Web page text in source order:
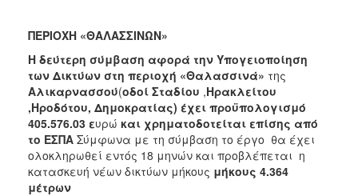
ΠΕΡΙΟΧΗ «ΘΑΛΑΣΣΙΝΩΝ»
Η δεύτερη σύμβαση αφορά την Υπογειοποίηση
των Δικτύων στη περιοχή «Θαλασσινά» της
Αλικαρνασσού(οδοί Σταδίου ,Ηρακλείτου
,Ηροδότου, Δημοκρατίας) έχει προϋπολογισμό
405.576.03 ευρώ και χρηματοδοτείται επίσης από
το ΕΣΠΑ Σύμφωνα με τη σύμβαση το έργο θα έχει
ολοκληρωθεί εντός 18 μηνών και προβλέπεται η
κατασκευή νέων δικτύων μήκους μήκους 4.364
μέτρων